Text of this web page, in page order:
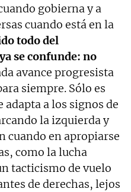
gobierna y a
cuando está en la
todo del
se confunde: no
avance progresista
siempre. Sólo es
adapta a los signos de
la izquierda y
cuando en apropiarse
como la lucha
tacticismo de vuelo
de derechas, lejos